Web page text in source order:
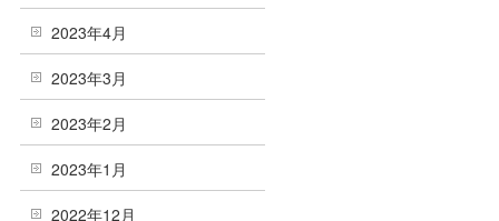
2023年4月
2023年3月
2023年2月
2023年1月
2022年12月